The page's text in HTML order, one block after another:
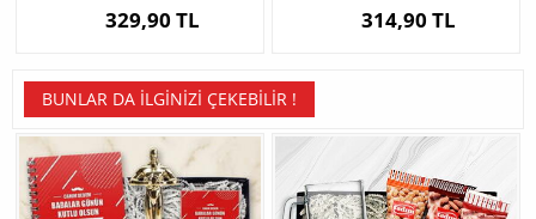
329,90 TL 314,90 TL
BUNLAR DA İLGINIZI ÇEKEBILIR !